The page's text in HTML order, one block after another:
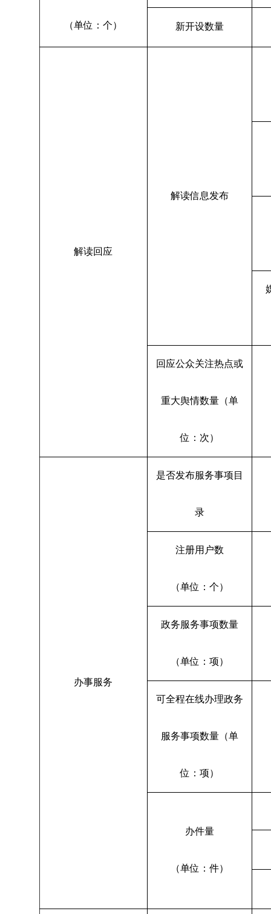
（单位：个） 新开设数量
解读回应
解读信息发布
回应公众关注热点或
重大舆情数量（单
位：次）
办事服务
是否发布服务事项目
录
注册用户数
（单位：个）
政务服务事项数量
（单位：项）
可全程在线办理政务
服务事项数量（单
位：项）
办件量
（单位：件）